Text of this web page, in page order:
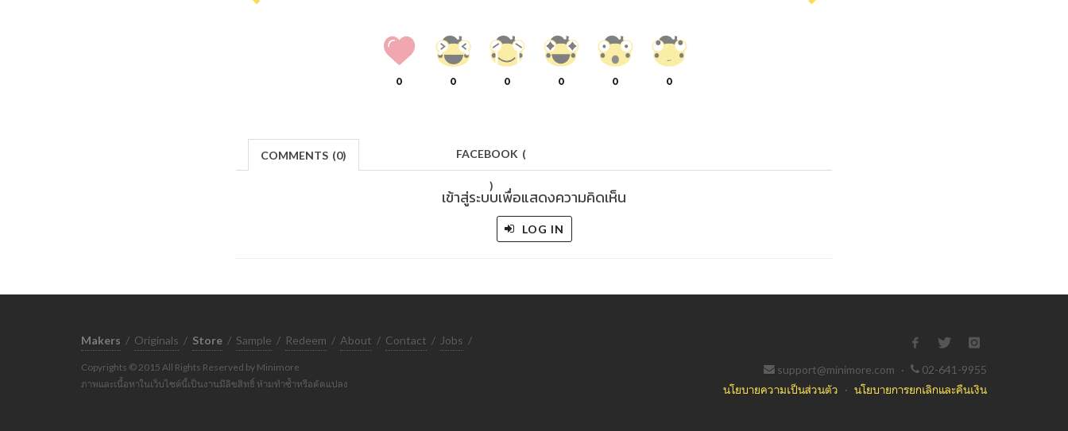
0 0 0 0 0 0
COMMENTS (0) FACEBOOK (
)
เข้าสู่ระบบเพื่อแสดงความคิดเห็น
LOG IN
Makers / Originals / Store / Sample / Redeem / About / Contact / Jobs /
Copyrights © 2015 All Rights Reserved by Minimore
ภาพและเนื้อหาในเว็บไซต์นี้เป็นงานมีลิขสิทธิ์ ห้ามทำซ้ำหรือดัดแปลง
support@minimore.com ·
02-641-9955
นโยบายความเป็นส่วนตัว · นโยบายการยกเลิกและคืนเงิน